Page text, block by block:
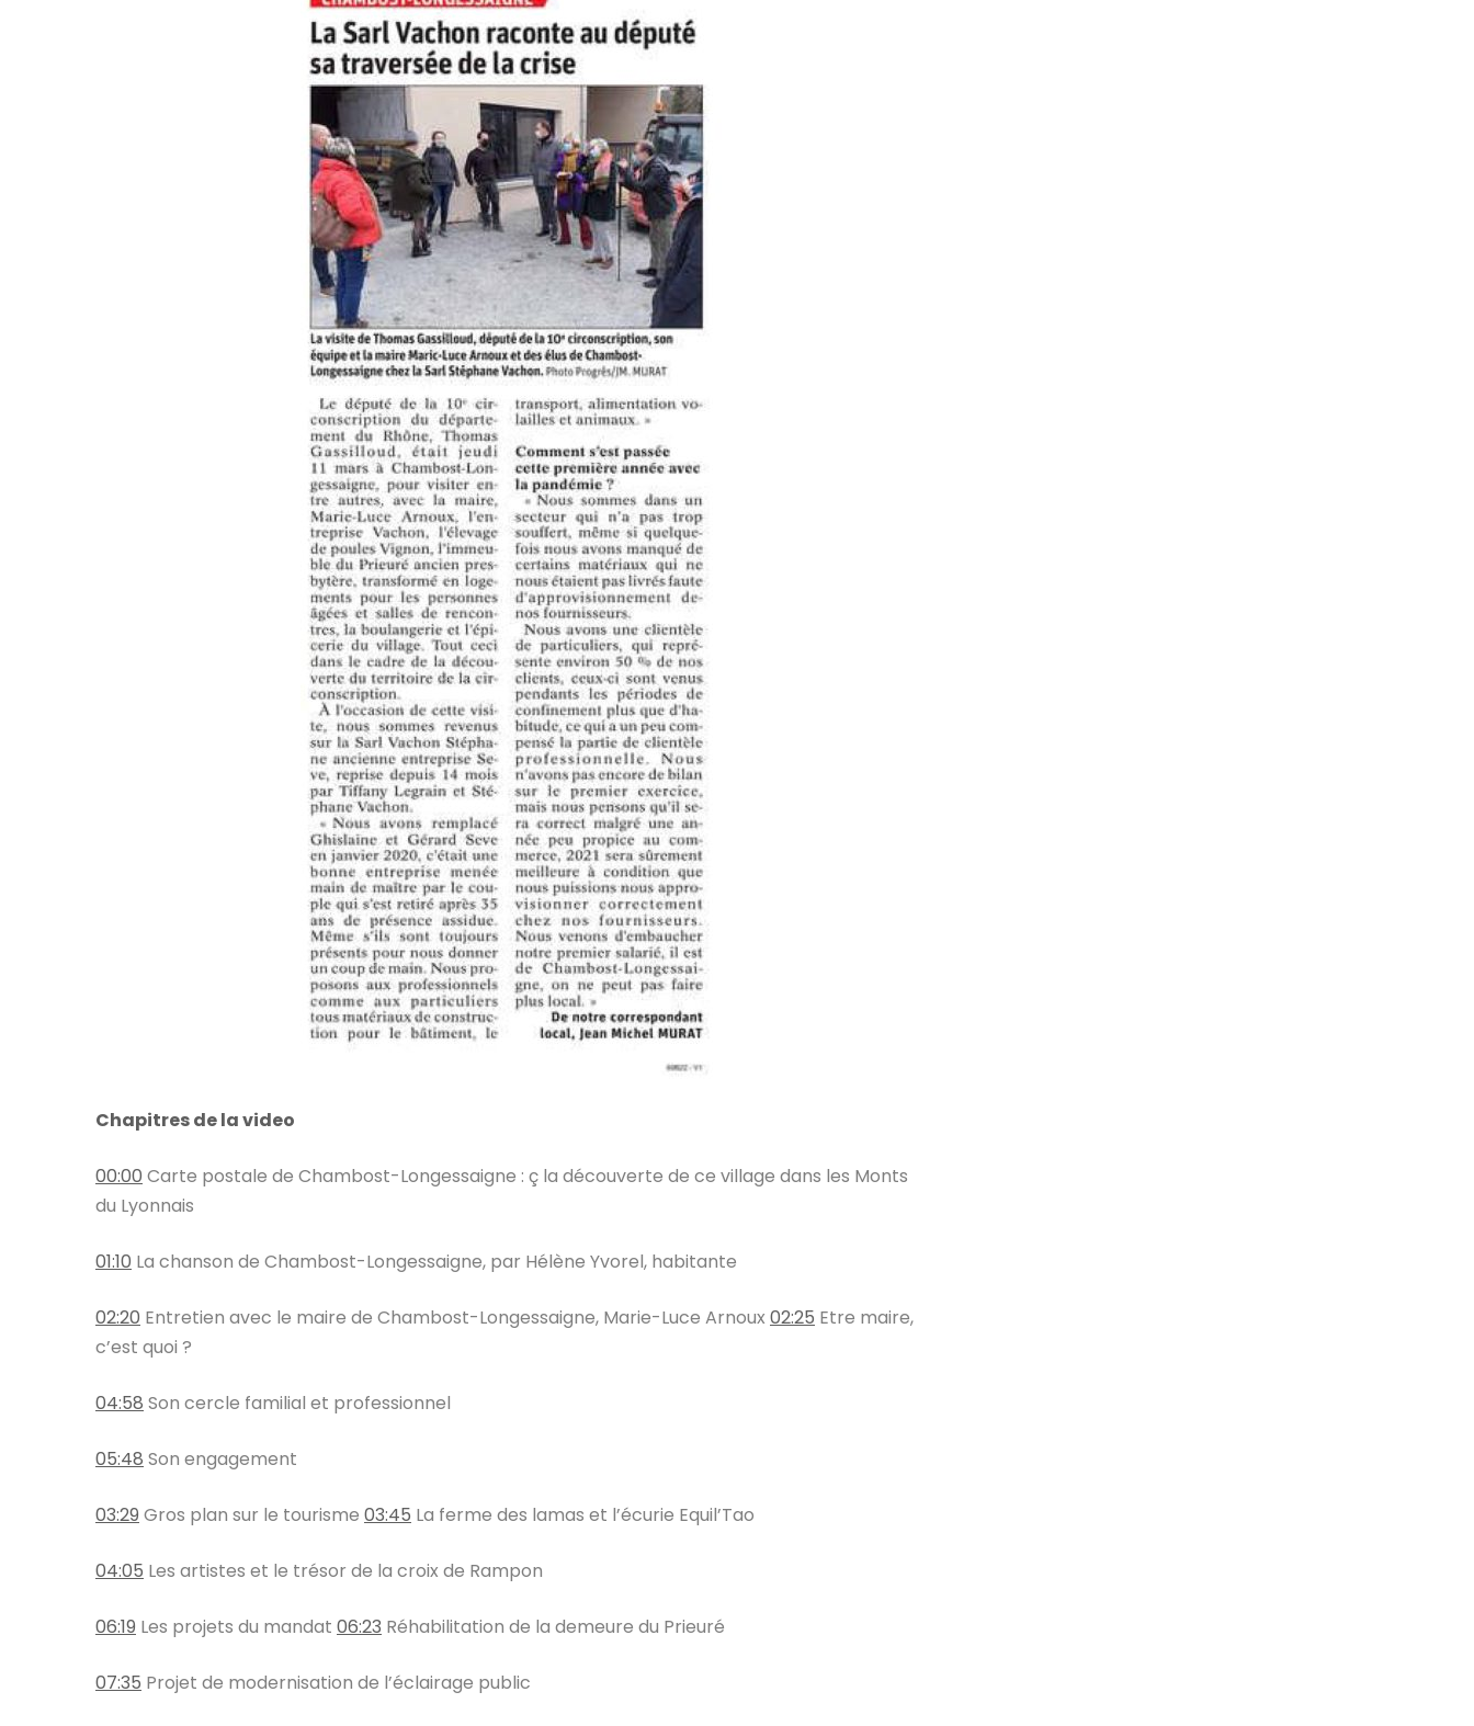
Chapitres de la video
00:00 ​ Carte postale de Chambost-Longessaigne : ç la découverte de ce village dans les Monts
du Lyonnais
01:10 ​ La chanson de Chambost-Longessaigne, par Hélène Yvorel, habitante
02:20 ​ Entretien avec le maire de Chambost-Longessaigne, Marie-Luce Arnoux 02:25 ​ Etre maire,
c’est quoi ?
04:58 ​ Son cercle familial et professionnel
05:48 ​ Son engagement
03:29 ​ Gros plan sur le tourisme 03:45 ​ La ferme des lamas et l’écurie Equil’Tao
04:05 ​ Les artistes et le trésor de la croix de Rampon
06:19 ​ Les projets du mandat 06:23 ​ Réhabilitation de la demeure du Prieuré
07:35 ​ Projet de modernisation de l’éclairage public